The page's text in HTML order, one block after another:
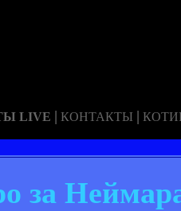
LIVE | КОНТАКТЫ |
за